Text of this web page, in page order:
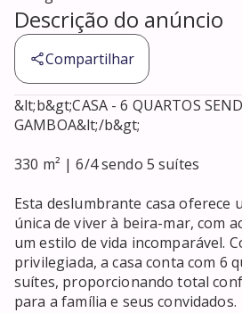
Descrição do anúncio
Compartilhar
&lt;b&gt;CASA - 6 QUARTOS
GAMBOA&lt;/b&gt;
330 m² | 6/4 sendo 5 suítes
Esta deslumbrante casa oferece
única de viver à beira-mar, com
um estilo de vida incomparável.
privilegiada, a casa conta com 6
suítes, proporcionando total
para a família e seus convidados.